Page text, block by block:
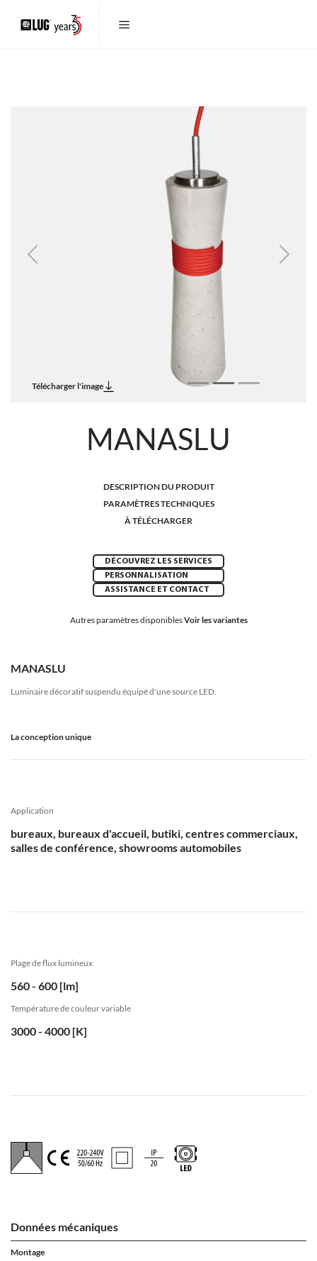
Previous Next
Télécharger l'image
MANASLU
DESCRIPTION DU PRODUIT
PARAMÈTRES TECHNIQUES
À TÉLÉCHARGER
DÉCOUVREZ LES SERVICES
PERSONNALISATION
ASSISTANCE ET CONTACT
Autres paramètres disponiblesVoir les variantes
MANASLU
Luminaire décoratif suspendu équipé d'une source LED.
La conception unique
Application
bureaux, bureaux d'accueil, butiki, centres commerciaux,
salles de conférence, showrooms automobiles
Plage de flux lumineux
560 - 600 [lm]
Température de couleur variable
3000 - 4000 [K]
Données mécaniques
Montage